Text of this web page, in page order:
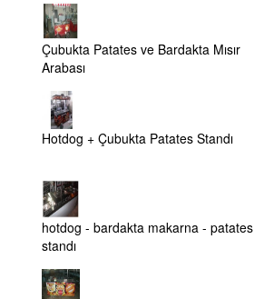
Çubukta Patates ve Bardakta Mısır
Arabası
Hotdog + Çubukta Patates Standı
hotdog - bardakta makarna - patates
standı